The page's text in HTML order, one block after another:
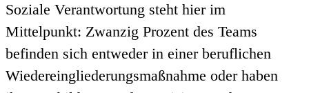
Soziale Verantwortung steht hier im
Mittelpunkt: Zwanzig Prozent des Teams
befinden sich entweder in einer beruflichen
Wiedereingliederungsmaßnahme oder haben